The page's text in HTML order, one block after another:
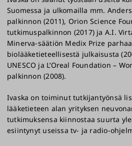
Suomessa ja ulkomailla mm.
palkinnon (2011), Orion Science
tutkimuspalkinnon (2017) ja A.I.
Minerva-säätiön Medix Prize
biolääketieteellisestä julkaisusta
UNESCO ja L’Oreal Foundation –
palkinnon (2008).
Ivaska on toiminut tutkijantyönsä
lääketieteen alan yrityksen
tutkimuksensa kiinnostaa suurta
esiintynyt useissa tv- ja radio-